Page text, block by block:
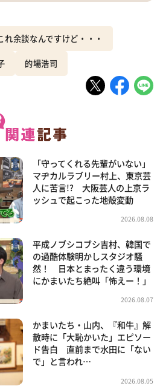
れ余談なんですけど・・・
的場浩司
「守ってくれる先輩がいない」
マヂカルラブリー村上、東京芸
人に苦言!? 大阪芸人の上京ラ
ッシュで起こった地殻変動
2026.08.08
平成ノブシコブシ吉村、韓国で
の過酷体験明かしスタジオ騒
然！ 日本とまったく違う環境
にかまいたち絶叫「怖えー！」
2026.08.07
かまいたち・山内、『和牛』解
散時に「大恥かいた」エピソー
ド告白 直前まで水田に「ない
で」と言われ…
2026.08.05